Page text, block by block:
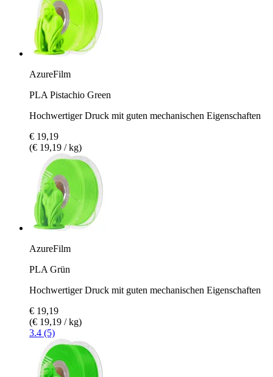
AzureFilm
PLA Pistachio Green
Hochwertiger Druck mit guten mechanischen Eigenschaften
€ 19,19
(€ 19,19 / kg)
AzureFilm
PLA Grün
Hochwertiger Druck mit guten mechanischen Eigenschaften
€ 19,19
(€ 19,19 / kg)
3.4 (5)